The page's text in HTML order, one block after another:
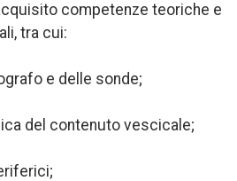
competenze teoriche e
tra cui:
e delle sonde;
del contenuto vescicale;